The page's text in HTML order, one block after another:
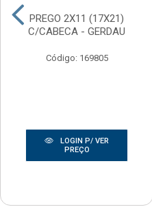
PREGO 2X11 (17X21)
C/CABECA - GERDAU
Código: 169805
LOGIN P/ VER
PREÇO